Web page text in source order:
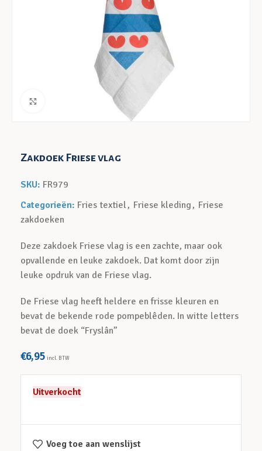
Klik voor een vergroting
Zakdoek Friese vlag
SKU: FR979
Categorieën: Fries textiel , Friese kleding , Friese
zakdoeken
Deze zakdoek Friese vlag is een zachte, maar ook
opvallende en leuke zakdoek. Dat komt door zijn
leuke opdruk van de Friese vlag.
De Friese vlag heeft heldere en frisse kleuren en
bevat de bekende rode pompeblêden. In witte letters
bevat de doek “Fryslân”
€6,95 incl. BTW
Uitverkocht
Voeg toe aan wenslijst